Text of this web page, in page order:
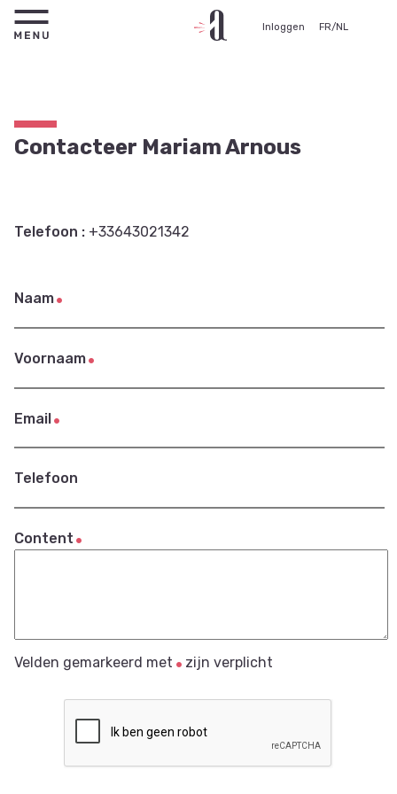
Inloggen FR/NL
Contacteer Mariam Arnous
Telefoon : +33643021342
Naam
Voornaam
Email
Telefoon
Content
Velden gemarkeerd met zijn verplicht